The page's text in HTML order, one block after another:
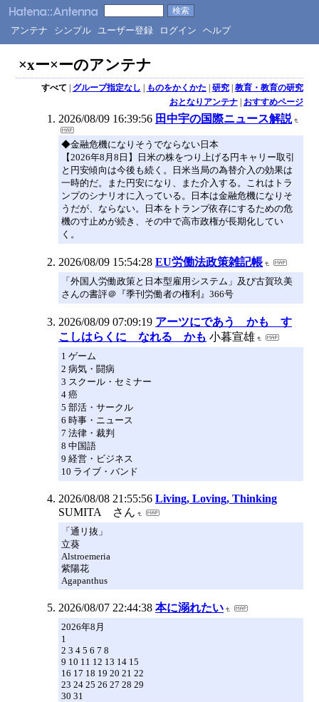
アンテナ シンプル ユーザー登録 ログイン ヘルプ
×xー×ーのアンテナ
すべて | グループ指定なし | ものをかくかた | 研究| 教育・教育の研究
おとなりアンテナ| おすすめページ
2026/08/09 16:39:56 田中宇の国際ニュース解説
◆金融危機になりそうでならない日本
【2026年8月8日】日米の株をつり上げる円キャリー取引
と円安傾向は今後も続く。日米当局の為替介入の効果は
一時的だ。また円安になり、また介入する。これはトラ
ンプのシナリオに入っている。日本は金融危機になりそ
うだが、ならない。日本をトランプ依存にするための危
機の寸止めが続き、その中で高市政権が長期化してい
く。
2026/08/09 15:54:28 EU労働法政策雑記帳
「外国人労働政策と日本型雇用システム」及び古賀玖美
さんの書評＠『季刊労働者の権利』366号
2026/08/09 07:09:19 アーツにであう かも す
こしはらくに なれる かも 小暮宣雄
1 ゲーム
2 病気・闘病
3 スクール・セミナー
4 癌
5 部活・サークル
6 時事・ニュース
7 法律・裁判
8 中国語
9 経営・ビジネス
10 ライブ・バンド
2026/08/08 21:55:56 Living, Loving, Thinking
SUMITA さん
「通リ抜」
立葵
Alstroemeria
紫陽花
Agapanthus
2026/08/07 22:44:38 本に溺れたい
2026年8月
1
2 3 4 5 6 7 8
9 10 11 12 13 14 15
16 17 18 19 20 21 22
23 24 25 26 27 28 29
30 31